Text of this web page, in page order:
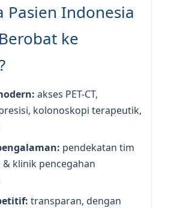
Pasien Indonesia
ke
akses PET-CT,
kolonoskopi terapeutik,
pendekatan tim
klinik pencegahan
transparan, dengan